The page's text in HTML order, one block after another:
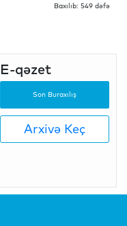
Baxılıb: 549 dəfə
E-qəzet
Son Buraxılış
Arxivə Keç